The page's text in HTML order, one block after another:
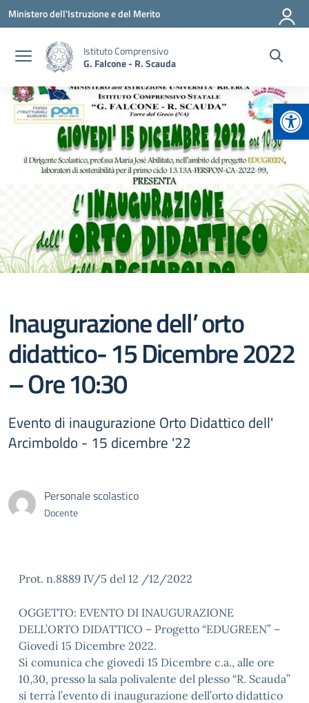
Vai ai contenuti
Vai al menu di navigazione
Vai al footer
Ministero dell'Istruzione e del Merito
Istituto Comprensivo
G. Falcone - R. Scauda
Inaugurazione dell’ orto
didattico- 15 Dicembre 2022
– Ore 10:30
Evento di inaugurazione Orto Didattico dell'
Arcimboldo - 15 dicembre '22
Personale scolastico
Docente
Prot. n.8889 IV/5 del 12 /12/2022
OGGETTO: EVENTO DI INAUGURAZIONE
DELL’ORTO DIDATTICO – Progetto “EDUGREEN” –
Giovedì 15 Dicembre 2022.
Si comunica che giovedì 15 Dicembre c.a., alle ore
10,30, presso la sala polivalente del plesso “R. Scauda”
si terrà l’evento di inaugurazione dell’orto didattico